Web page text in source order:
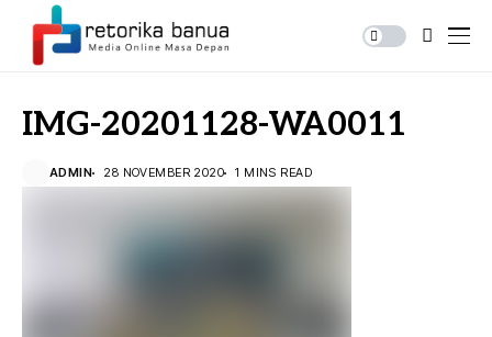
IMG-20201128-WA0011
ADMIN 28 NOVEMBER 2020 1 MINS READ